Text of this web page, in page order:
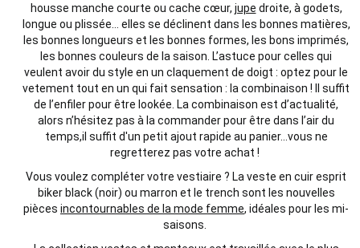
housse manche courte ou cache cœur, jupe droite, à godets,
longue ou plissée… elles se déclinent dans les bonnes matières,
les bonnes longueurs et les bonnes formes, les bons imprimés,
les bonnes couleurs de la saison. L’astuce pour celles qui
veulent avoir du style en un claquement de doigt : optez pour le
vetement tout en un qui fait sensation : la combinaison ! Il suffit
de l’enfiler pour être lookée. La combinaison est d’actualité,
alors n’hésitez pas à la commander pour être dans l’air du
temps,il suffit d'un petit ajout rapide au panier...vous ne
regretterez pas votre achat !
Vous voulez compléter votre vestiaire ? La veste en cuir esprit
biker black (noir) ou marron et le trench sont les nouvelles
pièces incontournables de la mode femme, idéales pour les mi-
saisons.